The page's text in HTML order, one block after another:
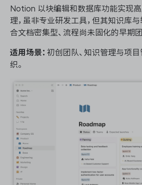
Notion 以块编辑和数据库功能实现
理，虽非专业研发工具，但其知识库
合文档密集型、流程尚未固化的早期团
适用场景： 初创团队、知识管理与项
织。